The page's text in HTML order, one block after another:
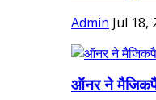
Admin Jul 18,
ऑनर ने